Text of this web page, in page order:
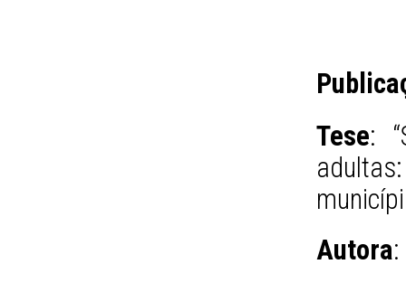
Tese:
Autora